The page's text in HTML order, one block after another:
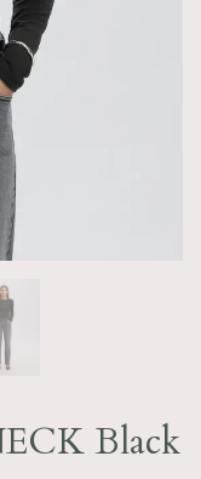
Black